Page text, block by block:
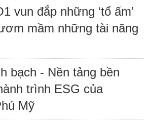
vun đắp những ‘tổ ấm’
mầm những tài năng
bạch - Nền tảng bền
trình ESG của
Mỹ